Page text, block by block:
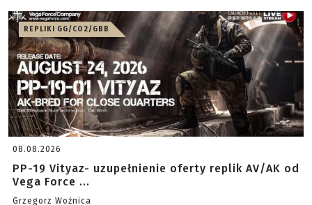
REPLIKI GG/CO2/GBB
08.08.2026
PP-19 Vityaz- uzupełnienie oferty replik AV/AK od
Vega Force ...
Grzegorz Woźnica